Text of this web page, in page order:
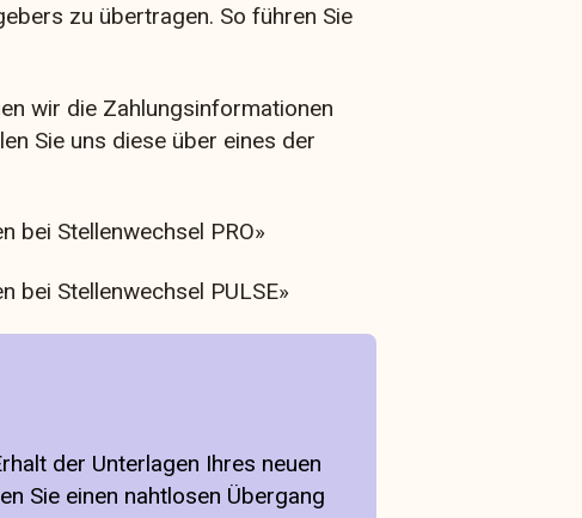
zu übertragen. So führen Sie
wir die Zahlungsinformationen
Sie uns diese über eines der
bei Stellenwechsel PRO»
bei Stellenwechsel PULSE»
der Unterlagen Ihres neuen
Sie einen nahtlosen Übergang